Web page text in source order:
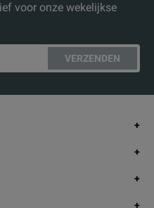
voor onze wekelijkse
VERZENDEN